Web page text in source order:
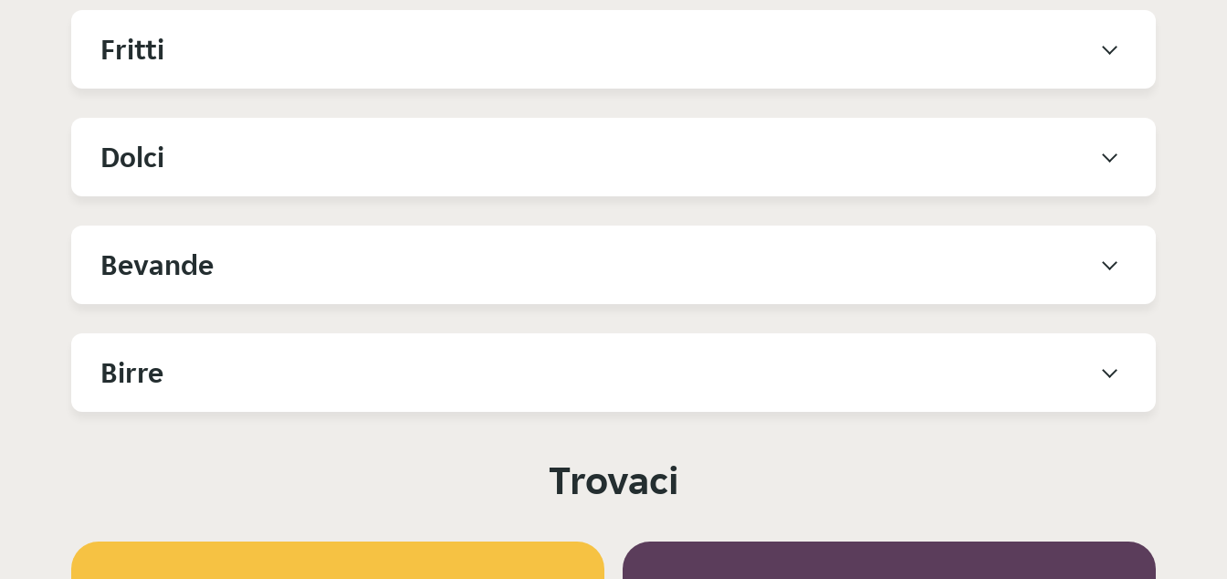
Fritti
Dolci
Bevande
Birre
Trovaci